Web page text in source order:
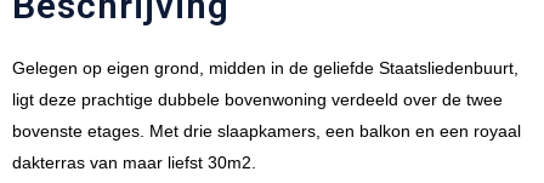
Gelegen op eigen grond, midden in de geliefde Staatsliedenbuurt,
ligt deze prachtige dubbele bovenwoning verdeeld over de twee
bovenste etages. Met drie slaapkamers, een balkon en een royaal
dakterras van maar liefst 30m2.